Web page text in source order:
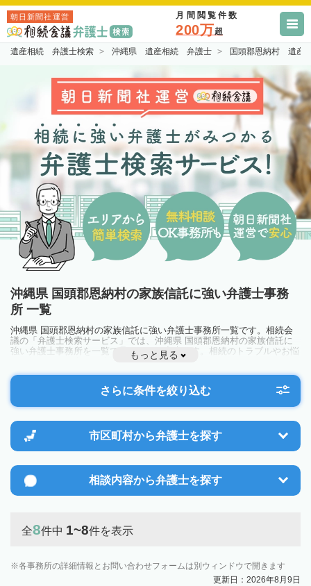
朝日新聞社運営 月間閲覧件数
200万超
遺産相続 弁護士検索 沖縄県 遺産相続 弁護士 国頭郡恩納村 遺産
沖縄県 国頭郡恩納村の家族信託に強い弁護士事務
所 一覧
沖縄県 国頭郡恩納村の家族信託に強い弁護士事務所一覧です。相続会
議の「弁護士検索サービス」では、沖縄県 国頭郡恩納村の家族信託に
強い弁護士事務所を一覧で見ることが出来ます。相続のトラブルやお悩
みを抱えている方は一度近隣の弁護士に相談してみましょう。
もっと見る
さらに条件を絞り込む
市区町村から弁護士を探す
相談内容から弁護士を探す
全8件中 1~8件を表示
各事務所の詳細情報とお問い合わせフォームは別ウィンドウで開きます
更新日：2026年8月9日